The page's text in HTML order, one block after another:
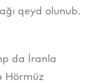
qeyd olunub.
da İranla
Hörmüz